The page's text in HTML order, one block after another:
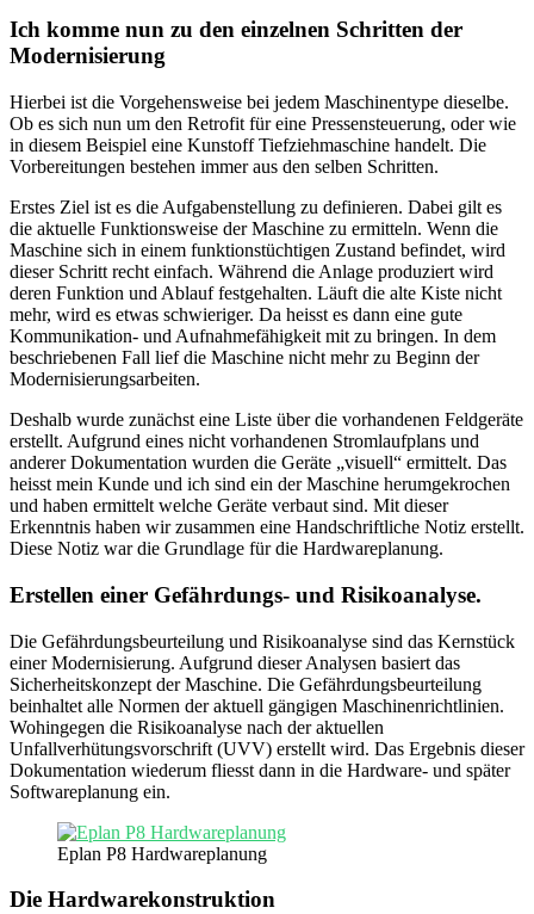
Ich komme nun zu den einzelnen Schritten der
Modernisierung
Hierbei ist die Vorgehensweise bei jedem Maschinentype dieselbe.
Ob es sich nun um den Retrofit für eine Pressensteuerung, oder wie
in diesem Beispiel eine Kunstoff Tiefziehmaschine handelt. Die
Vorbereitungen bestehen immer aus den selben Schritten.
Erstes Ziel ist es die Aufgabenstellung zu definieren. Dabei gilt es
die aktuelle Funktionsweise der Maschine zu ermitteln. Wenn die
Maschine sich in einem funktionstüchtigen Zustand befindet, wird
dieser Schritt recht einfach. Während die Anlage produziert wird
deren Funktion und Ablauf festgehalten. Läuft die alte Kiste nicht
mehr, wird es etwas schwieriger. Da heisst es dann eine gute
Kommunikation- und Aufnahmefähigkeit mit zu bringen. In dem
beschriebenen Fall lief die Maschine nicht mehr zu Beginn der
Modernisierungsarbeiten.
Deshalb wurde zunächst eine Liste über die vorhandenen Feldgeräte
erstellt. Aufgrund eines nicht vorhandenen Stromlaufplans und
anderer Dokumentation wurden die Geräte „visuell“ ermittelt. Das
heisst mein Kunde und ich sind ein der Maschine herumgekrochen
und haben ermittelt welche Geräte verbaut sind. Mit dieser
Erkenntnis haben wir zusammen eine Handschriftliche Notiz erstellt.
Diese Notiz war die Grundlage für die Hardwareplanung.
Erstellen einer Gefährdungs- und Risikoanalyse.
Die Gefährdungsbeurteilung und Risikoanalyse sind das Kernstück
einer Modernisierung. Aufgrund dieser Analysen basiert das
Sicherheitskonzept der Maschine. Die Gefährdungsbeurteilung
beinhaltet alle Normen der aktuell gängigen Maschinenrichtlinien.
Wohingegen die Risikoanalyse nach der aktuellen
Unfallverhütungsvorschrift (UVV) erstellt wird. Das Ergebnis dieser
Dokumentation wiederum fliesst dann in die Hardware- und später
Softwareplanung ein.
Eplan P8 Hardwareplanung
Die Hardwarekonstruktion